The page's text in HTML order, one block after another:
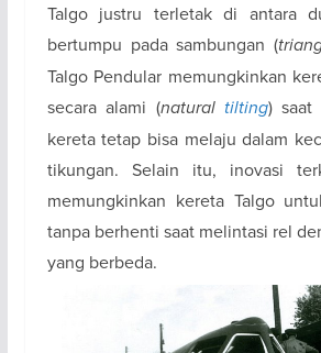
Talgo justru terletak di antara
bertumpu pada sambungan (
Talgo Pendular memungkinkan
secara alami (natural tilting) saat
kereta tetap bisa melaju dalam
tikungan. Selain itu, inovasi
memungkinkan kereta Talgo
tanpa berhenti saat melintasi rel
yang berbeda.